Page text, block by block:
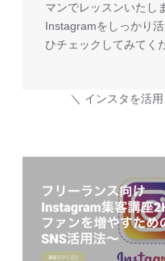
マンでレッスンいたし
Instagramをしっかり
ひチェックしてみてく
＼ インスタを活